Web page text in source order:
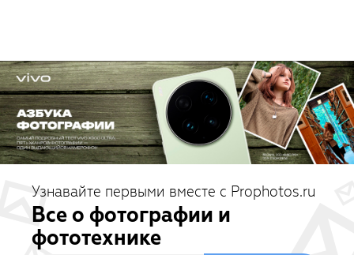
Узнавайте первыми вместе с Prophotos.ru
Все о фотографии и
фототехнике